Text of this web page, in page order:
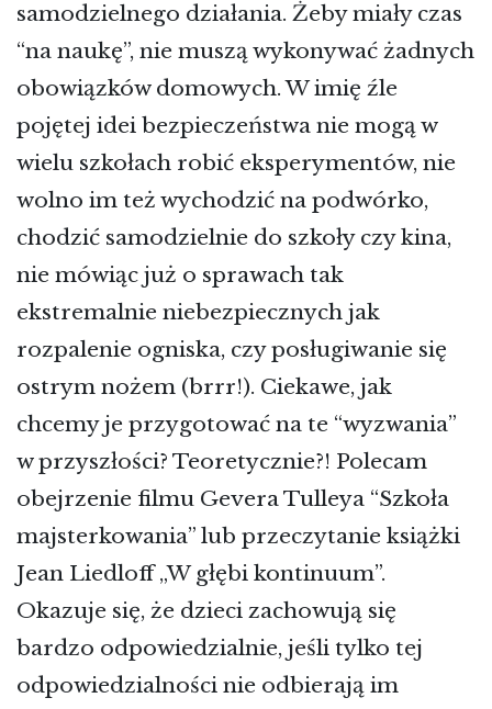
samodzielnego działania. Żeby miały czas
“na naukę”, nie muszą wykonywać żadnych
obowiązków domowych. W imię źle
pojętej idei bezpieczeństwa nie mogą w
wielu szkołach robić eksperymentów, nie
wolno im też wychodzić na podwórko,
chodzić samodzielnie do szkoły czy kina,
nie mówiąc już o sprawach tak
ekstremalnie niebezpiecznych jak
rozpalenie ogniska, czy posługiwanie się
ostrym nożem (brrr!). Ciekawe, jak
chcemy je przygotować na te “wyzwania”
w przyszłości? Teoretycznie?! Polecam
obejrzenie filmu Gevera Tulleya “Szkoła
majsterkowania” lub przeczytanie książki
Jean Liedloff „W głębi kontinuum”.
Okazuje się, że dzieci zachowują się
bardzo odpowiedzialnie, jeśli tylko tej
odpowiedzialności nie odbierają im